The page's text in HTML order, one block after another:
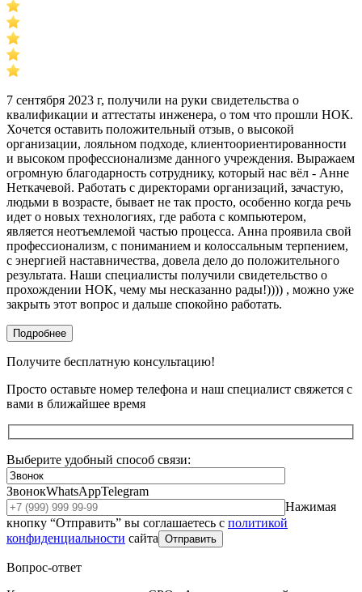
7 сентября 2023 г, получили на руки свидетельства о
квалификации и аттестаты инженера, о том что прошли НОК.
Хочется оставить положительный отзыв, о высокой
организации, лояльном подходе, клиентоориентированности
и высоком профессионализме данного учреждения. Выражаем
огромную благодарность сотруднику, который нас вёл - Анне
Неткачевой. Работать с директорами организаций, зачастую,
людьми в возрасте, бывает не так просто, особенно когда речь
идет о новых технологиях, где работа с компьютером,
является неотъемлемой частью процесса. Анна проявила свой
профессионализм, с пониманием и колоссальным терпением,
с энергией наставничества, довела дело до положительного
результата. Наши специалисты получили свидетельство о
прохождении НОК, чему мы несказанно рады!)))) , можно уже
закрыть этот вопрос и дальше спокойно работать.
Подробнее
Получите бесплатную консультацию!
Просто оставьте номер телефона и наш специалист свяжется с
вами в ближайшее время
Выберите удобный способ связи:
ЗвонокWhatsAppTelegram
Нажимая
кнопку “Отправить” вы соглашаетесь с политикой
конфиденциальности сайта Отправить
Вопрос-ответ